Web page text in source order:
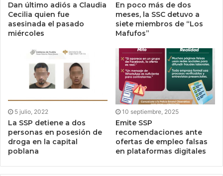
Dan último adiós a Claudia
Cecilia quien fue
asesinada el pasado
miércoles
En poco más de dos
meses, la SSC detuvo a
siete miembros de “Los
Mafufos”
5 julio, 2022
La SSP detiene a dos
personas en posesión de
droga en la capital
poblana
10 septiembre, 2025
Emite SSP
recomendaciones ante
ofertas de empleo falsas
en plataformas digitales